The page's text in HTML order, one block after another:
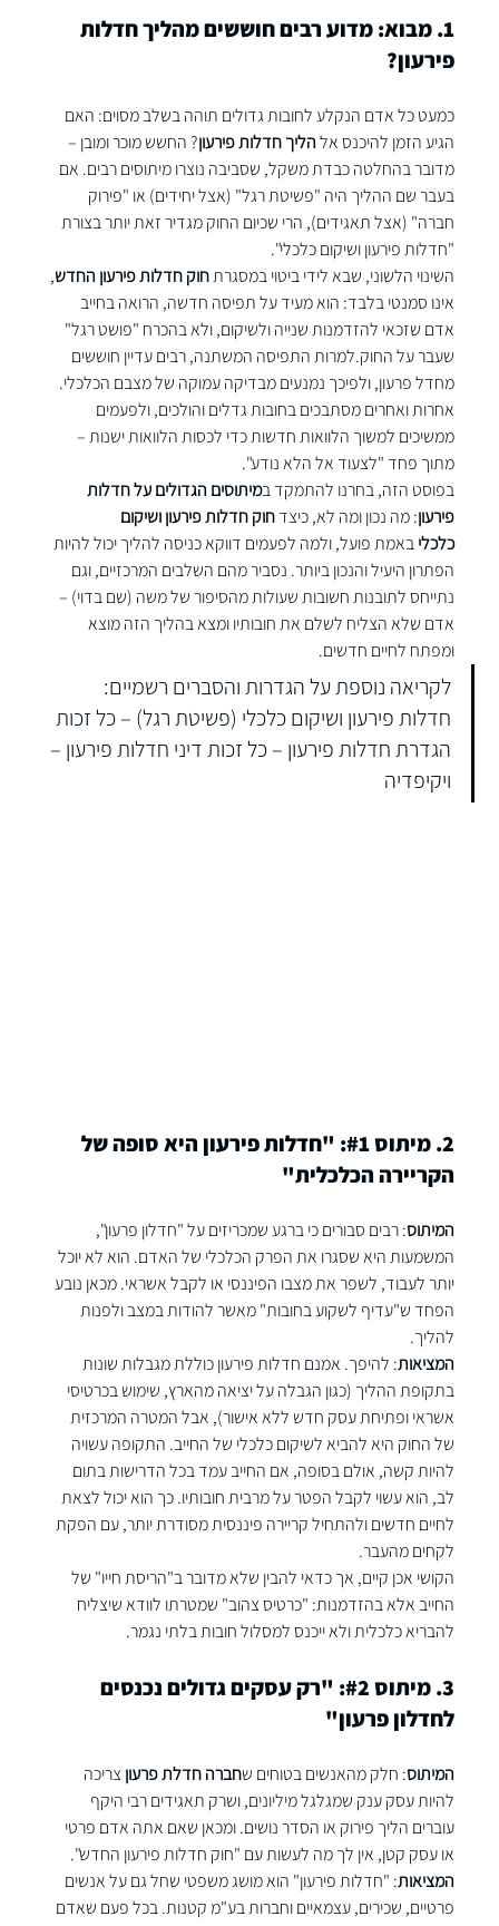
1. מבוא: מדוע רבים חוששים מהליך חדלות
פירעון?
כמעט כל אדם הנקלע לחובות גדולים תוהה בשלב מסוים: האם
הגיע הזמן להיכנס אל הליך חדלות פירעון? החשש מוכר ומובן –
מדובר בהחלטה כבדת משקל, שסביבה נוצרו מיתוסים רבים. אם
בעבר שם ההליך היה "פשיטת רגל" (אצל יחידים) או "פירוק
חברה" (אצל תאגידים), הרי שכיום החוק מגדיר זאת יותר בצורת
"חדלות פירעון ושיקום כלכלי".
השינוי הלשוני, שבא לידי ביטוי במסגרת חוק חדלות פירעון החדש,
אינו סמנטי בלבד: הוא מעיד על תפיסה חדשה, הרואה בחייב
אדם שזכאי להזדמנות שנייה ולשיקום, ולא בהכרח "פושט רגל"
שעבר על החוק.למרות התפיסה המשתנה, רבים עדיין חוששים
מחדל פרעון, ולפיכך נמנעים מבדיקה עמוקה של מצבם הכלכלי.
אחרות ואחרים מסתבכים בחובות גדלים והולכים, ולפעמים
ממשיכים למשוך הלוואות חדשות כדי לכסות הלוואות ישנות –
מתוך פחד "לצעוד אל הלא נודע".
בפוסט הזה, בחרנו להתמקד במיתוסים הגדולים על חדלות
פירעון: מה נכון ומה לא, כיצד חוק חדלות פירעון ושיקום
כלכלי באמת פועל, ולמה לפעמים דווקא כניסה להליך יכול להיות
הפתרון היעיל והנכון ביותר. נסביר מהם השלבים המרכזיים, וגם
נתייחס לתובנות חשובות שעולות מהסיפור של משה (שם בדוי) –
אדם שלא הצליח לשלם את חובותיו ומצא בהליך הזה מוצא
ומפתח לחיים חדשים.
לקריאה נוספת על הגדרות והסברים רשמיים:
חדלות פירעון ושיקום כלכלי (פשיטת רגל) – כל זכות
הגדרת חדלות פירעון – כל זכותדיני חדלות פירעון –
ויקיפדיה
2. מיתוס #1: "חדלות פירעון היא סופה של
הקריירה הכלכלית"
המיתוס: רבים סבורים כי ברגע שמכריזים על "חדלון פרעון",
המשמעות היא שסגרו את הפרק הכלכלי של האדם. הוא לא יוכל
יותר לעבוד, לשפר את מצבו הפיננסי או לקבל אשראי. מכאן נובע
הפחד ש"עדיף לשקוע בחובות" מאשר להודות במצב ולפנות
להליך.
המציאות: להיפך. אמנם חדלות פירעון כוללת מגבלות שונות
בתקופת ההליך (כגון הגבלה על יציאה מהארץ, שימוש בכרטיסי
אשראי ופתיחת עסק חדש ללא אישור), אבל המטרה המרכזית
של החוק היא להביא לשיקום כלכלי של החייב. התקופה עשויה
להיות קשה, אולם בסופה, אם החייב עמד בכל הדרישות בתום
לב, הוא עשוי לקבל הפטר על מרבית חובותיו. כך הוא יכול לצאת
לחיים חדשים ולהתחיל קריירה פיננסית מסודרת יותר, עם הפקת
לקחים מהעבר.
הקושי אכן קיים, אך כדאי להבין שלא מדובר ב"הריסת חייו" של
החייב אלא בהזדמנות: "כרטיס צהוב" שמטרתו לוודא שיצליח
להבריא כלכלית ולא ייכנס למסלול חובות בלתי נגמר.
3. מיתוס #2: "רק עסקים גדולים נכנסים
לחדלון פרעון"
המיתוס: חלק מהאנשים בטוחים שחברה חדלת פרעון צריכה
להיות עסק ענק שמגלגל מיליונים, ושרק תאגידים רבי היקף
עוברים הליך פירוק או הסדר נושים. ומכאן שאם אתה אדם פרטי
או עסק קטן, אין לך מה לעשות עם "חוק חדלות פירעון החדש".
המציאות: "חדלות פירעון" הוא מושג משפטי שחל גם על אנשים
פרטיים, שכירים, עצמאיים וחברות בע"מ קטנות. בכל פעם שאדם